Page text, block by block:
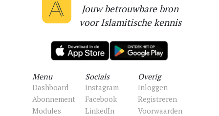
Jouw betrouwbare bron
voor Islamitische kennis
Menu
Dashboard
Abonnement
Modules
Socials
Instagram
Facebook
LinkedIn
Overig
Inloggen
Registreren
Voorwaarden